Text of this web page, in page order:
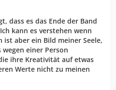
dass es das Ende der Band
kann es verstehen wenn
ist aber ein Bild meiner Seele,
einer Person
ihre Kreativität auf etwas
Werte nicht zu meinen